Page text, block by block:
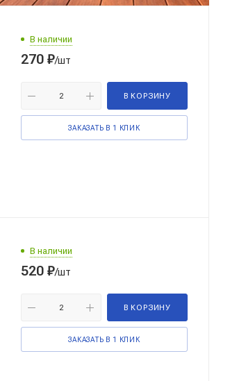
В наличии
270 ₽/шт
В КОРЗИНУ
ЗАКАЗАТЬ В 1 КЛИК
В наличии
520 ₽/шт
В КОРЗИНУ
ЗАКАЗАТЬ В 1 КЛИК